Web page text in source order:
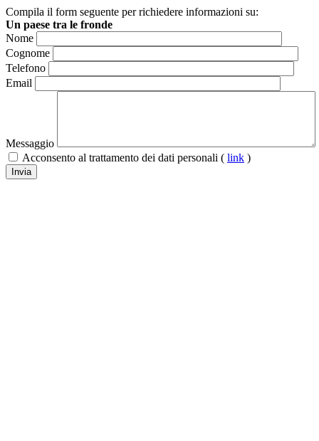
Compila il form seguente per richiedere informazioni su:
Un paese tra le fronde
Nome
Cognome
Telefono
Email
Messaggio
Acconsento al trattamento dei dati personali ( link )
Invia